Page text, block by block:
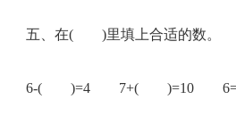
五、在( )里填上合适的数。
6-( )=4 7+( )=10